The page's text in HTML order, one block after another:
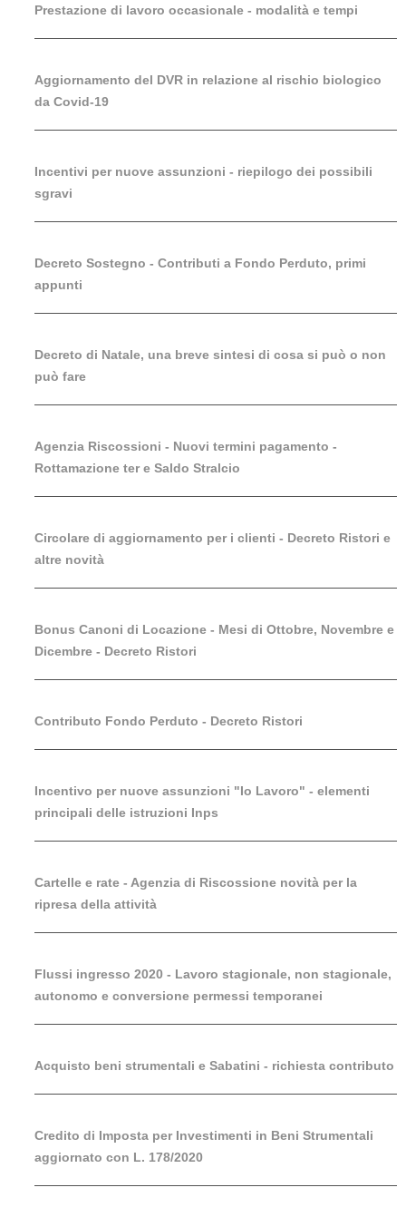
Prestazione di lavoro occasionale - modalità e tempi
Aggiornamento del DVR in relazione al rischio biologico
da Covid-19
Incentivi per nuove assunzioni - riepilogo dei possibili
sgravi
Decreto Sostegno - Contributi a Fondo Perduto, primi
appunti
Decreto di Natale, una breve sintesi di cosa si può o non
può fare
Agenzia Riscossioni - Nuovi termini pagamento -
Rottamazione ter e Saldo Stralcio
Circolare di aggiornamento per i clienti - Decreto Ristori e
altre novità
Bonus Canoni di Locazione - Mesi di Ottobre, Novembre e
Dicembre - Decreto Ristori
Contributo Fondo Perduto - Decreto Ristori
Incentivo per nuove assunzioni "Io Lavoro" - elementi
principali delle istruzioni Inps
Cartelle e rate - Agenzia di Riscossione novità per la
ripresa della attività
Flussi ingresso 2020 - Lavoro stagionale, non stagionale,
autonomo e conversione permessi temporanei
Acquisto beni strumentali e Sabatini - richiesta contributo
Credito di Imposta per Investimenti in Beni Strumentali
aggiornato con L. 178/2020